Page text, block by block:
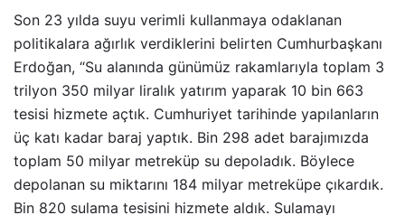
Son 23 yılda suyu verimli kullanmaya odaklanan
politikalara ağırlık verdiklerini belirten Cumhurbaşkanı
Erdoğan, “Su alanında günümüz rakamlarıyla toplam 3
trilyon 350 milyar liralık yatırım yaparak 10 bin 663
tesisi hizmete açtık. Cumhuriyet tarihinde yapılanların
üç katı kadar baraj yaptık. Bin 298 adet barajımızda
toplam 50 milyar metreküp su depoladık. Böylece
depolanan su miktarını 184 milyar metreküpe çıkardık.
Bin 820 sulama tesisini hizmete aldık. Sulamayı